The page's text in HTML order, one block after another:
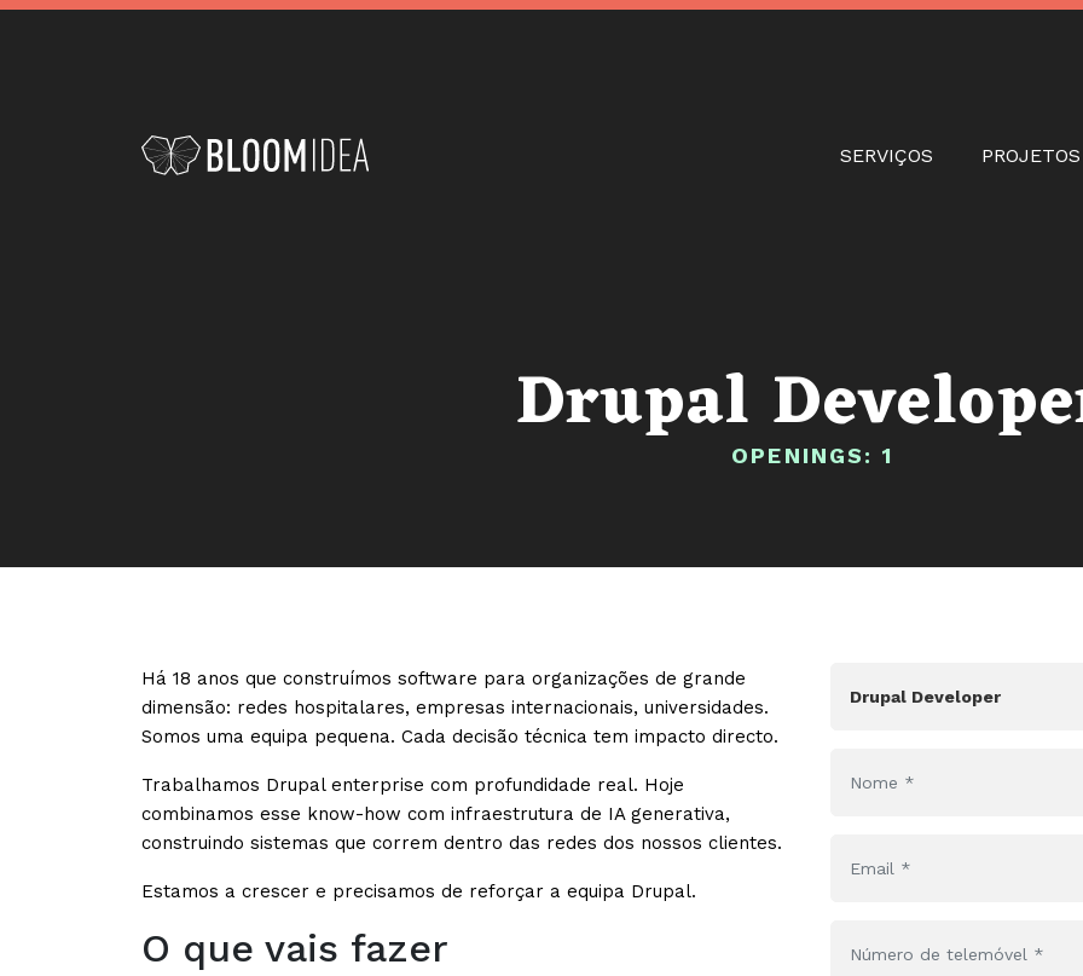
Main
SERVIÇOS PROJETOS
DrupalOPENINGS: 1
Há 18 anos que construímos software para organizações de grande
dimensão: redes hospitalares, empresas internacionais, universidades.
Somos uma equipa pequena. Cada decisão técnica tem impacto directo.
Trabalhamos Drupal enterprise com profundidade real. Hoje
combinamos esse know-how com infraestrutura de IA generativa,
construindo sistemas que correm dentro das redes dos nossos clientes.
Estamos a crescer e precisamos de reforçar a equipa Drupal.
O que vais fazer